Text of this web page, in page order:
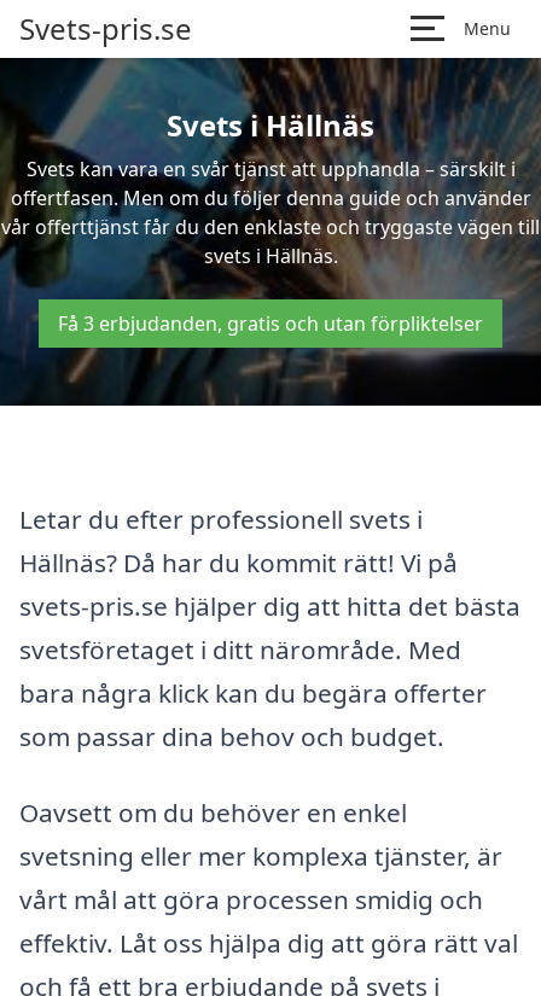
Svets-pris.se Menu
Svets i Hällnäs
Svets kan vara en svår tjänst att upphandla – särskilt i
offertfasen. Men om du följer denna guide och använder
vår offerttjänst får du den enklaste och tryggaste vägen till
svets i Hällnäs.
Få 3 erbjudanden, gratis och utan förpliktelser
Letar du efter professionell svets i
Hällnäs? Då har du kommit rätt! Vi på
svets-pris.se hjälper dig att hitta det bästa
svetsföretaget i ditt närområde. Med
bara några klick kan du begära offerter
som passar dina behov och budget.
Oavsett om du behöver en enkel
svetsning eller mer komplexa tjänster, är
vårt mål att göra processen smidig och
effektiv. Låt oss hjälpa dig att göra rätt val
och få ett bra erbjudande på svets i